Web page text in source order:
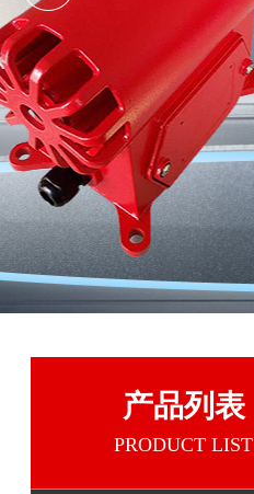
产品列表
PRODUCT LIST